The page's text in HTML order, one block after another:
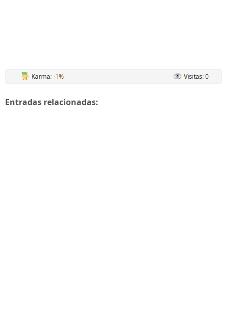
Karma:-1% Visitas: 0
Entradas relacionadas: